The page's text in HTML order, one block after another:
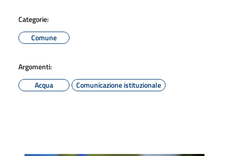
Categorie:
Comune
Argomenti:
Acqua
Comunicazione istituzionale